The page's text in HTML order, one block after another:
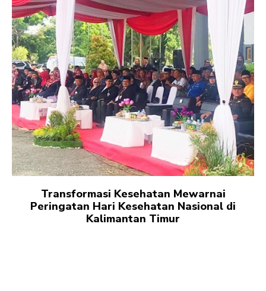
Transformasi Kesehatan Mewarnai
Peringatan Hari Kesehatan Nasional di
Kalimantan Timur